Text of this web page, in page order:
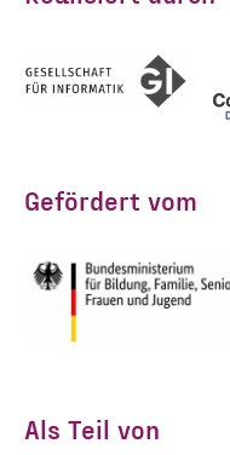
Gefördert vom
Als Teil von